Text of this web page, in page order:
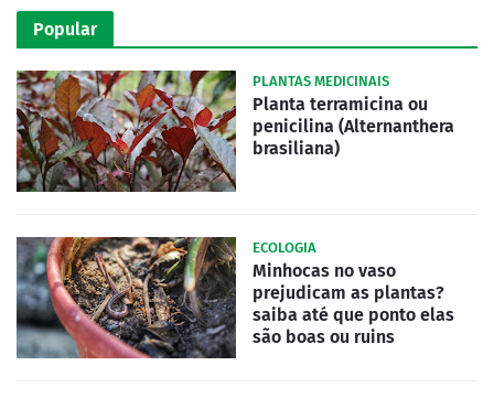
Popular
PLANTAS MEDICINAIS
Planta terramicina ou
penicilina (Alternanthera
brasiliana)
ECOLOGIA
Minhocas no vaso
prejudicam as plantas?
saiba até que ponto elas
são boas ou ruins